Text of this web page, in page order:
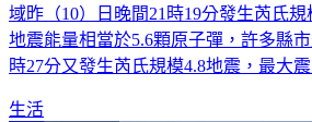
域昨（10）日晚間21時19分發生芮氏規
地震能量相當於5.6顆原子彈，許多縣
時27分又發生芮氏規模4.8地震，最大震
生活